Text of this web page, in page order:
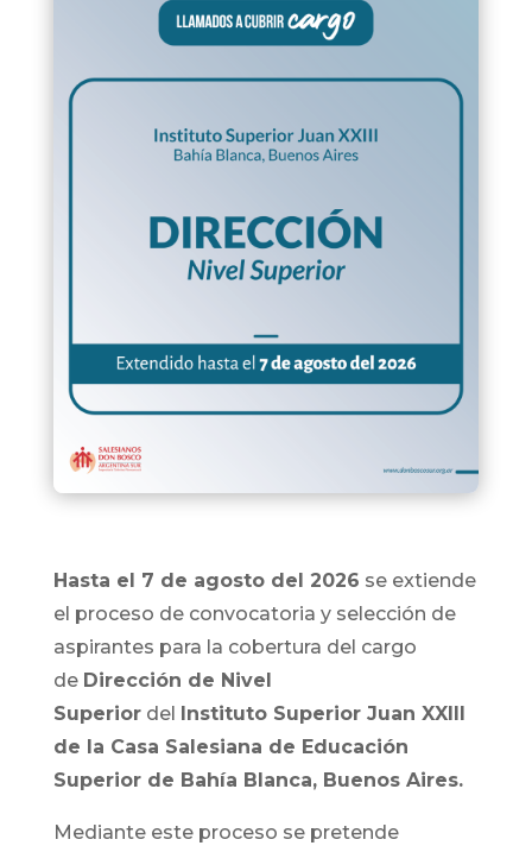
Hasta el 7 de agosto del 2026 se extiende
el proceso de convocatoria y selección de
aspirantes para la cobertura del cargo
de Dirección de Nivel
Superiordel Instituto Superior Juan XXIII
de la Casa Salesiana de Educación
Superior de Bahía Blanca, Buenos Aires.
Mediante este proceso se pretende